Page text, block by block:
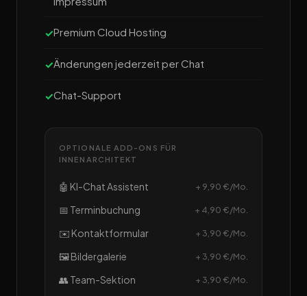
Premium Cloud Hosting
Änderungen jederzeit per Chat
Chat-Support
OPTIONALE ADD-ONS FÜR
INNENARCHITEKT
🤖 KI-Chat Assistent + 9,90 €/Mo.
📅 Terminbuchung + 4,90 €/Mo.
✉️ Kontaktformular + 3,90 €/Mo.
🖼️ Bildergalerie + 3,90 €/Mo.
👥 Team-Sektion + 3,90 €/Mo.